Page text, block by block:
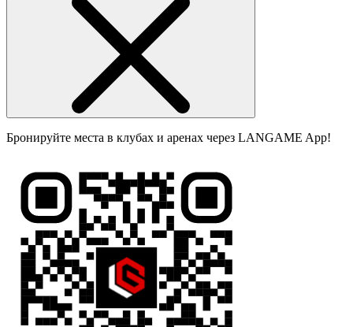
Бронируйте места в клубах и аренах через LANGAME App!